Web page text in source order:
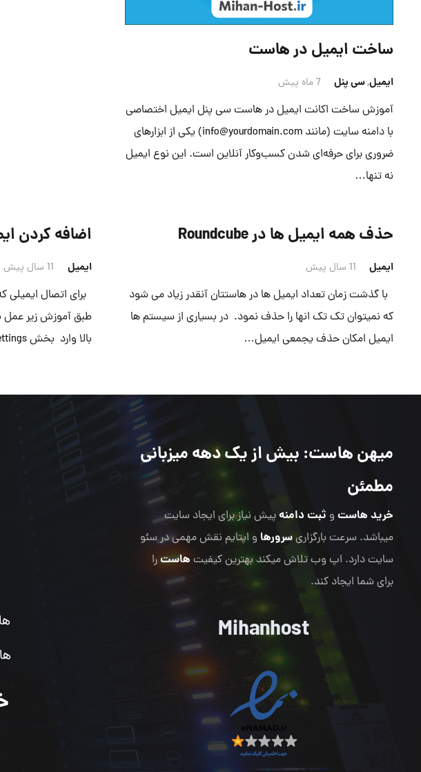
ساخت ایمیل در هاست
ایمیل,سی پنل 7 ماه پیش
آموزش ساخت اکانت ایمیل در هاست سی پنل ایمیل اختصاصی
با دامنه سایت (مانند info@yourdomain.com) یکی از ابزارهای
ضروری برای حرفه‌ای شدن کسب‌وکار آنلاین است. این نوع ایمیل
نه تنها…
حذف همه ایمیل ها در Roundcube
ایمیل 11 سال پیش
با گذشت زمان تعداد ایمیل ها در هاستتان آنقدر زیاد می شود
که نمیتوان تک تک انها را حذف نمود. در بسیاری از سیستم ها
ایمیل امکان حذف یجمعی ایمیل…
اضافه کردن
ایمیل 11 سال پیش
برای اتصال ایمیلی
طبق آموزش زیر عمل
بالا وارد بخش Settings و…
میهن هاست: بیش از یک دهه میزبانی
مطمئن
خرید هاست و ثبت دامنهپیش نیاز برای ایجاد سایت
میباشد. سرعت بارگزاریسرورها و اپتایم نقش مهمی در سئو
سایت دارد. اپ وب تلاش میکند بهترین کیفیت هاسترا
برای شما ایجاد کند.
Mihanhost